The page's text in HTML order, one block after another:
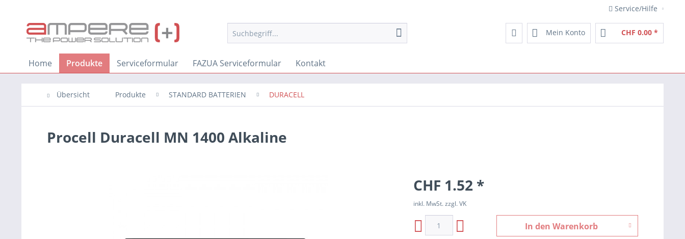
Service/Hilfe
Mein Konto CHF 0.00 *
Home Produkte Serviceformular FAZUA Serviceformular Kontakt
Übersicht Produkte STANDARD BATTERIEN DURACELL
Procell Duracell MN 1400 Alkaline
CHF 1.52 *
inkl. MwSt. zzgl. VK
In den Warenkorb